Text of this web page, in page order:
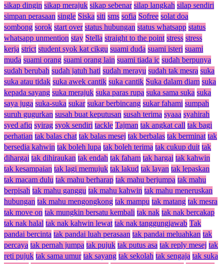
sikap dingin sikap merajuk sikap sebenar silap langkah silap sendiri
simpan perasaan single Siska siti sms sofia Sofree solat doa
sombong sorok start over status hubungan status whatsapp status
whatsapp unmention stay Stella straight to the point stress stress
kerja strict student syok kat cikgu suami duda suami isteri suami
muda suami orang suami orang lain suami tiada ic sudah berpunya
sudah berubah sudah jatuh hati sudah merayu sudah tak mesra suka
suka atau tidak suka awek cantik suka cantik Suka dalam diam suka
kepada sayang suka merajuk suka paras rupa suka sama suka suka
saya juga suka-suka sukar sukar berbincang sukar fahami sumpah
suruh gugurkan susah buat keputusan susah terima syaaa syahirah
syed afiq syirag syok sendiri tackle Tajman tak angkat call tak bagi
perhatian tak balas chat tak balas mesej tak berbalas tak berminat tak
bersedia kahwin tak boleh lupa tak boleh terima tak cukup duit tak
dihargai tak dihiraukan tak endah tak faham tak hargai tak kahwin
tak kesampaian tak lagi memujuk tak lakud tak layan tak lepaskan
tak macam dulu tak mahu berharap tak mahu berjumpa tak mahu
berpisah tak mahu ganggu tak mahu kahwin tak mahu meneruskan
hubungan tak mahu mengongkong tak mampu tak matang tak mesra
tak move on tak mungkin bersatu kembali tak nak tak nak bercakap
tak nak halal tak nak kahwin lewat tak nak tanggungjawab Tak
pandai bercinta tak pandai luah perasaan tak pandai meluahkan tak
percaya tak pernah jumpa tak pujuk tak putus asa tak reply mesej tak
reti pujuk tak sama umur tak sayang tak sekolah tak sengaja tak suka